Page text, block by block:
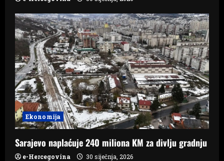
t
i
o
n
Ekonomija
Sarajevo naplaćuje 240 miliona KM za divlju gradnju
e-Hercegovina 30 siječnja, 2026